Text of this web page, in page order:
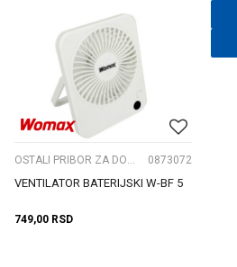
OSTALI PRIBOR ZA DOMAĆINSTVO 0873072
VENTILATOR BATERIJSKI W-BF 5
749,00 RSD